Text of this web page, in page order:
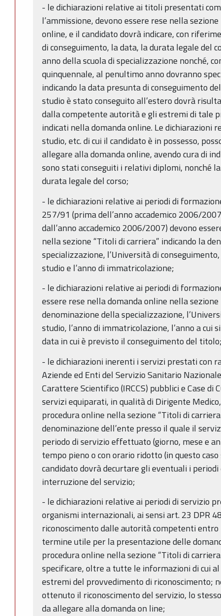
- le dichiarazioni relative ai titoli presentati
l’ammissione, devono essere rese nella
online, e il candidato dovrà indicare, con
di conseguimento, la data, la durata legale del
anno della scuola di specializzazione nonché,
quinquennale, al penultimo anno dovranno
indicando la data presunta di conseguimento
studio è stato conseguito all’estero dovrà
dalla competente autorità e gli estremi di tale
indicati nella domanda online. Le
studio, etc. di cui il candidato è in possesso,
allegare alla domanda online, avendo cura di
sono stati conseguiti i relativi diplomi, nonché
durata legale del corso;
- le dichiarazioni relative ai periodi di
257/91 (prima dell’anno accademico 2006/
dall’anno accademico 2006/2007) devono
nella sezione “Titoli di carriera” indicando la
specializzazione, l’Università di
studio e l’anno di immatricolazione;
- le dichiarazioni relative ai periodi di
essere rese nella domanda online nella
denominazione della specializzazione,
studio, l’anno di immatricolazione, l’anno a cui
data in cui è previsto il conseguimento del
- le dichiarazioni inerenti i servizi prestati con
Aziende ed Enti del Servizio Sanitario
Carattere Scientifico (IRCCS) pubblici e Case
servizi equiparati, in qualità di Dirigente
procedura online nella sezione “Titoli di
denominazione dell’ente presso il quale il
periodo di servizio effettuato (giorno, mese e
tempo pieno o con orario ridotto (in questo
candidato dovrà decurtare gli eventuali i
interruzione del servizio;
- le dichiarazioni relative ai periodi di servizio
organismi internazionali, ai sensi art. 23 DPR
riconoscimento dalle autorità competenti entro
termine utile per la presentazione delle
procedura online nella sezione “Titoli di
specificare, oltre a tutte le informazioni di cui
estremi del provvedimento di riconoscimento;
ottenuto il riconoscimento del servizio, lo
da allegare alla domanda on line;